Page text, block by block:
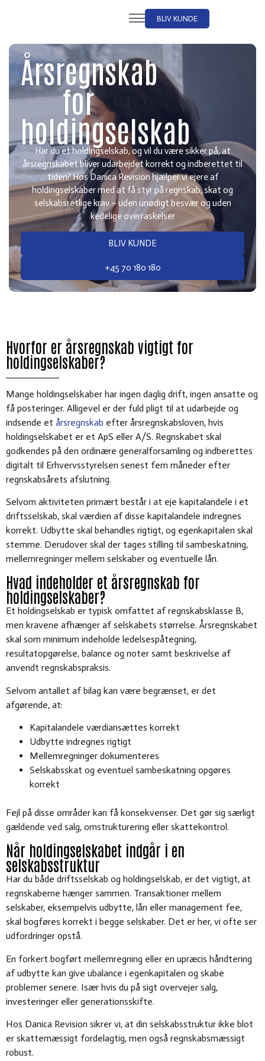
BLIV KUNDE
Årsregnskab
for
holdingselskab
Har du et holdingselskab, og vil du være sikker på, at
årsregnskabet bliver udarbejdet korrekt og indberettet til
tiden? Hos Danica Revision hjælper vi ejere af
holdingselskaber med at få styr på regnskab, skat og
selskabsretlige krav – uden unødigt besvær og uden
kedelige overraskelser
BLIV KUNDE
+45 70 180 180
Hvorfor er årsregnskab vigtigt for
holdingselskaber?
Mange holdingselskaber har ingen daglig drift, ingen ansatte og
få posteringer. Alligevel er der fuld pligt til at udarbejde og
indsende et årsregnskab efter årsregnskabsloven, hvis
holdingselskabet er et ApS eller A/S. Regnskabet skal
godkendes på den ordinære generalforsamling og indberettes
digitalt til Erhvervsstyrelsen senest fem måneder efter
regnskabsårets afslutning.
Selvom aktiviteten primært består i at eje kapitalandele i et
driftsselskab, skal værdien af disse kapitalandele indregnes
korrekt. Udbytte skal behandles rigtigt, og egenkapitalen skal
stemme. Derudover skal der tages stilling til sambeskatning,
mellemregninger mellem selskaber og eventuelle lån.
Hvad indeholder et årsregnskab for
holdingselskaber?
Et holdingselskab er typisk omfattet af regnskabsklasse B,
men kravene afhænger af selskabets størrelse. Årsregnskabet
skal som minimum indeholde ledelsespåtegning,
resultatopgørelse, balance og noter samt beskrivelse af
anvendt regnskabspraksis.
Selvom antallet af bilag kan være begrænset, er det
afgørende, at:
Kapitalandele værdiansættes korrekt
Udbytte indregnes rigtigt
Mellemregninger dokumenteres
Selskabsskat og eventuel sambeskatning opgøres
korrekt
Fejl på disse områder kan få konsekvenser. Det gør sig særligt
gældende ved salg, omstrukturering eller skattekontrol.
Når holdingselskabet indgår i en
selskabsstruktur
Har du både driftsselskab og holdingselskab, er det vigtigt, at
regnskaberne hænger sammen. Transaktioner mellem
selskaber, eksempelvis udbytte, lån eller management fee,
skal bogføres korrekt i begge selskaber. Det er her, vi ofte ser
udfordringer opstå.
En forkert bogført mellemregning eller en upræcis håndtering
af udbytte kan give ubalance i egenkapitalen og skabe
problemer senere. Især hvis du på sigt overvejer salg,
investeringer eller generationsskifte.
Hos Danica Revision sikrer vi, at din selskabsstruktur ikke blot
er skattemæssigt fordelagtig, men også regnskabsmæssigt
robust.